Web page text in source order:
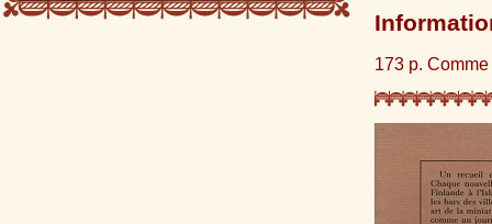
173 p. Comme